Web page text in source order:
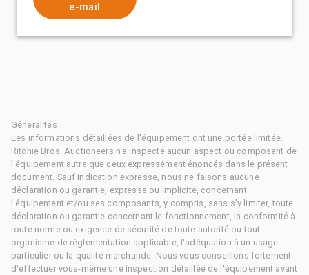
e-mail
Généralités
Les informations détaillées de l'équipement ont une portée limitée.
Ritchie Bros. Auctioneers n'a inspecté aucun aspect ou composant de
l'équipement autre que ceux expressément énoncés dans le présent
document. Sauf indication expresse, nous ne faisons aucune
déclaration ou garantie, expresse ou implicite, concernant
l'équipement et/ou ses composants, y compris, sans s'y limiter, toute
déclaration ou garantie concernant le fonctionnement, la conformité à
toute norme ou exigence de sécurité de toute autorité ou tout
organisme de réglementation applicable, l'adéquation à un usage
particulier ou la qualité marchande. Nous vous conseillons fortement
d'effectuer vous-même une inspection détaillée de l'équipement avant